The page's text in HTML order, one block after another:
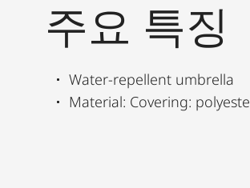
주요 특징
Water-repellent umbrella
Material: Covering: